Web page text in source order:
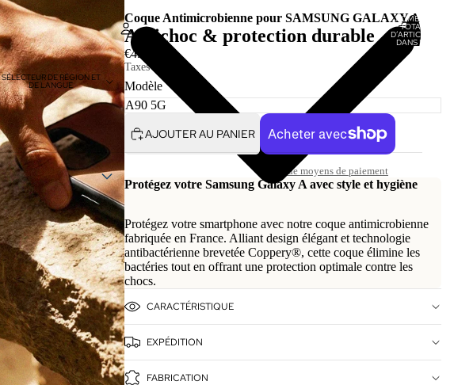
SÉLECTEUR DE RÉGION ET
DE LANGUE
Compte
AUTRES OPTIONS DE CONNEXION
COMMANDES
PROFIL
NOMBRE
TOTAL
D’ARTICLES
DANS LE
PANIER: 0
Coque Antimicrobienne pour SAMSUNG GALAXY A
Antichoc & protection durable
€49,00
Taxes incluses.
Modèle
AJOUTER AU PANIER
Plus de moyens de paiement
Protégez votre Samsung Galaxy A avec style et hygiène
Protégez votre smartphone avec notre coque antimicrobienne
fabriquée en France. Alliant design élégant et technologie
antibactérienne brevetée Coppery®, cette coque élimine les
bactéries tout en offrant une protection optimale contre les
chocs.
CARACTÉRISTIQUE
EXPÉDITION
FABRICATION